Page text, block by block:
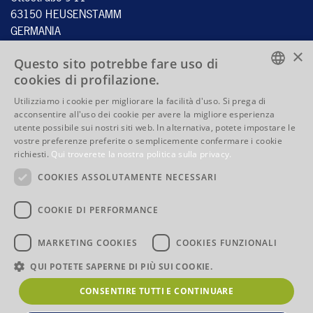
63150 HEUSENSTAMM
GERMANIA
Tel.:+49 6104 4059 - 60
Fax: +49 6104 4059 - 70
info@stahlbecker.de
QUICKLINKS
Prodotti
Competenze
La Società
Nota legale
Informativa sulla privacy
© 2026
ENGLISH
FRENCH
×
Questo sito potrebbe fare uso di
cookies di profilazione.
Utilizziamo i cookie per migliorare la facilità d'uso. Si prega di
acconsentire all'uso dei cookie per avere la migliore esperienza
utente possibile sui nostri siti web. In alternativa, potete impostare le
vostre preferenze preferite o semplicemente confermare i cookie
richiesti. Qui troverete la nostra politica sulla privacy.
COOKIES ASSOLUTAMENTE NECESSARI
COOKIE DI PERFORMANCE
MARKETING COOKIES COOKIES FUNZIONALI
QUI POTETE SAPERNE DI PIÙ SUI COOKIE.
CONSENTIRE TUTTI E CONTINUARE